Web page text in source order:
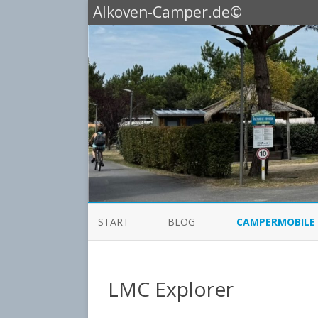
Alkoven-Camper.de©
START BLOG CAMPERMOBILE
LMC Explorer